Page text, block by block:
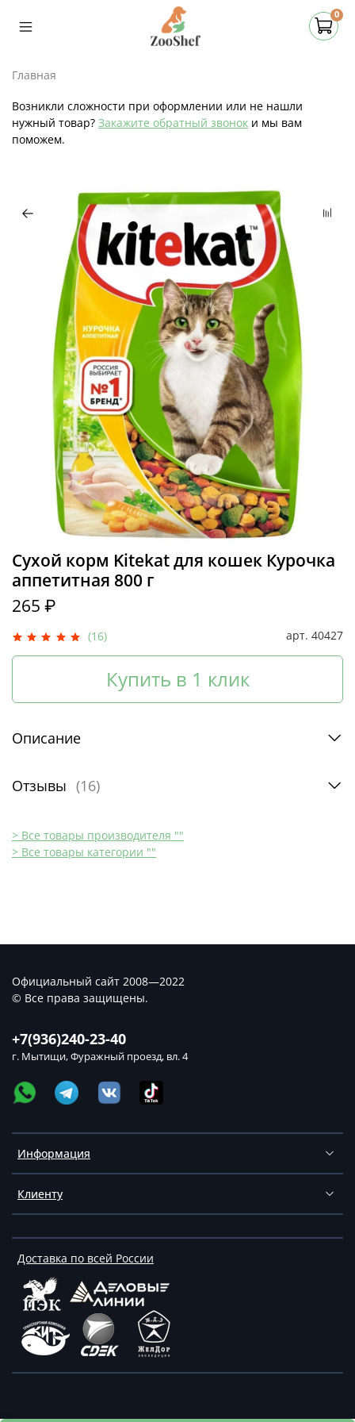
0
Главная
Возникли сложности при оформлении или не нашли
нужный товар? Закажите обратный звонок и мы вам
поможем.
(16) арт. 40427
Сухой корм Kitekat для кошек Курочка
аппетитная 800 г
265 ₽
Купить в 1 клик
Описание
Отзывы (16)
> Все товары производителя ""
> Все товары категории ""
Информация
Клиенту
Доставка по всей России
+7(936)240-23-40
г. Мытищи, Фуражный проезд, вл. 4
Официальный сайт 2008—2022
© Все права защищены.